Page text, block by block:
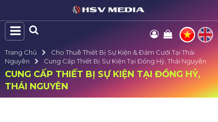
Trang Chủ
Cho Thuê Thiết Bị Sự Kiện & Đám Cưới Tại Thái
Nguyên
Cung Cấp Thiết Bị Sự Kiện Tại Đồng Hỷ, Thái Nguyên
CUNG CẤP THIẾT BỊ SỰ KIỆN TẠI ĐỒNG HỶ,
THÁI NGUYÊN